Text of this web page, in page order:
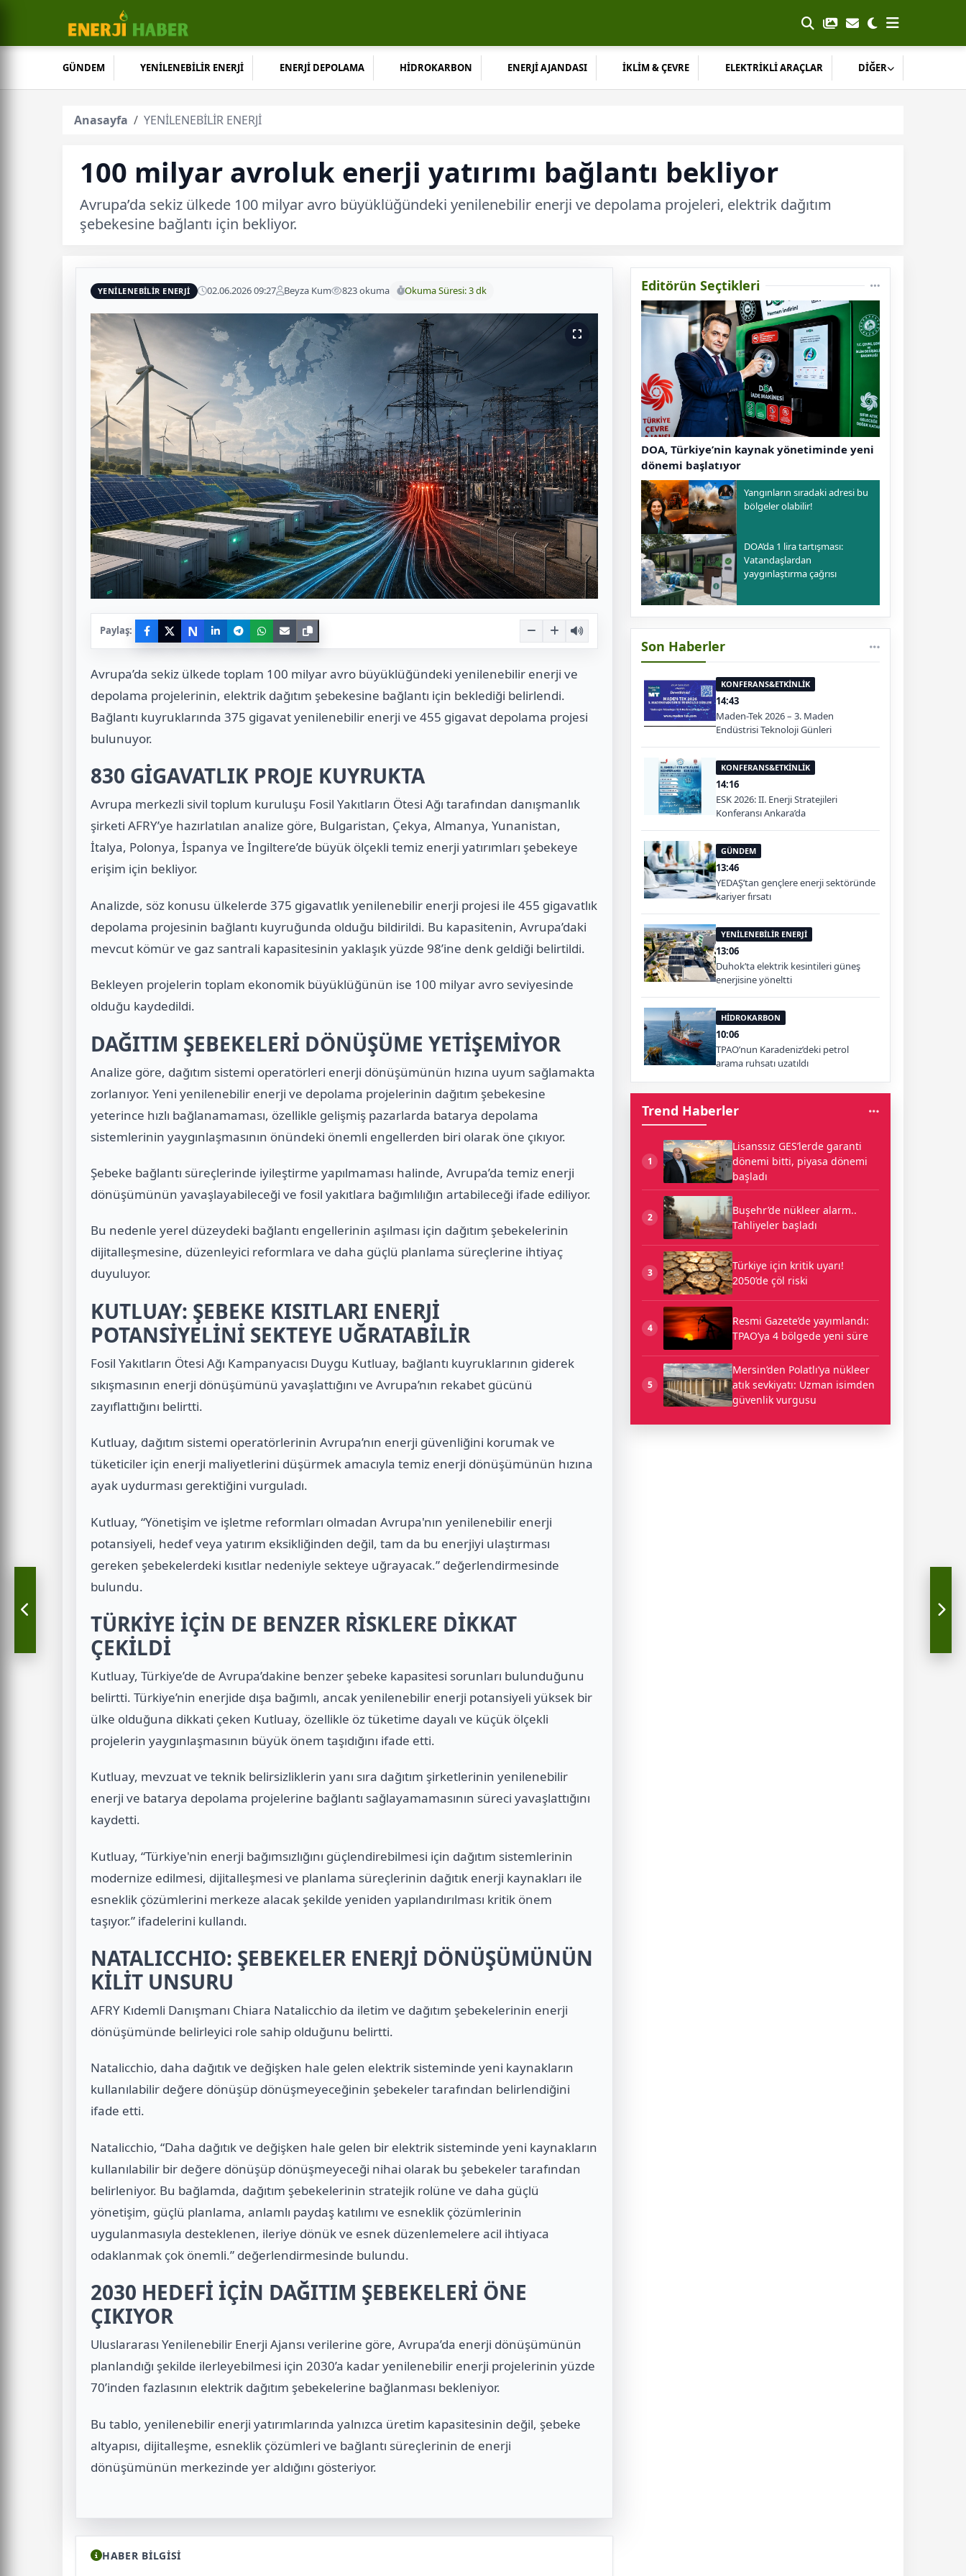
GÜNDEM YENİLENEBİLİR ENERJİ ENERJİ DEPOLAMA HİDROKARBON ENERJİ AJANDASI İKLİM & ÇEVRE ELEKTRİKLİ ARAÇLAR DİĞER
Anasayfa YENİLENEBİLİR ENERJİ
100 milyar avroluk enerji yatırımı bağlantı bekliyor
Avrupa’da sekiz ülkede 100 milyar avro büyüklüğündeki yenilenebilir enerji ve depolama projeleri, elektrik dağıtım
şebekesine bağlantı için bekliyor.
YENİLENEBİLİR ENERJİ 02.06.2026 09:27 Beyza Kum 823 okuma Okuma Süresi: 3 dk
Paylaş: N
Avrupa’da sekiz ülkede toplam 100 milyar avro büyüklüğündeki yenilenebilir enerji ve
depolama projelerinin, elektrik dağıtım şebekesine bağlantı için beklediği belirlendi.
Bağlantı kuyruklarında 375 gigavat yenilenebilir enerji ve 455 gigavat depolama projesi
bulunuyor.
830 GİGAVATLIK PROJE KUYRUKTA
Avrupa merkezli sivil toplum kuruluşu Fosil Yakıtların Ötesi Ağı tarafından danışmanlık
şirketi AFRY’ye hazırlatılan analize göre, Bulgaristan, Çekya, Almanya, Yunanistan,
İtalya, Polonya, İspanya ve İngiltere’de büyük ölçekli temiz enerji yatırımları şebekeye
erişim için bekliyor.
Analizde, söz konusu ülkelerde 375 gigavatlık yenilenebilir enerji projesi ile 455 gigavatlık
depolama projesinin bağlantı kuyruğunda olduğu bildirildi. Bu kapasitenin, Avrupa’daki
mevcut kömür ve gaz santrali kapasitesinin yaklaşık yüzde 98’ine denk geldiği belirtildi.
Bekleyen projelerin toplam ekonomik büyüklüğünün ise 100 milyar avro seviyesinde
olduğu kaydedildi.
DAĞITIM ŞEBEKELERİ DÖNÜŞÜME YETİŞEMİYOR
Analize göre, dağıtım sistemi operatörleri enerji dönüşümünün hızına uyum sağlamakta
zorlanıyor. Yeni yenilenebilir enerji ve depolama projelerinin dağıtım şebekesine
yeterince hızlı bağlanamaması, özellikle gelişmiş pazarlarda batarya depolama
sistemlerinin yaygınlaşmasının önündeki önemli engellerden biri olarak öne çıkıyor.
Şebeke bağlantı süreçlerinde iyileştirme yapılmaması halinde, Avrupa’da temiz enerji
dönüşümünün yavaşlayabileceği ve fosil yakıtlara bağımlılığın artabileceği ifade ediliyor.
Bu nedenle yerel düzeydeki bağlantı engellerinin aşılması için dağıtım şebekelerinin
dijitalleşmesine, düzenleyici reformlara ve daha güçlü planlama süreçlerine ihtiyaç
duyuluyor.
KUTLUAY: ŞEBEKE KISITLARI ENERJİ
POTANSİYELİNİ SEKTEYE UĞRATABİLİR
Fosil Yakıtların Ötesi Ağı Kampanyacısı Duygu Kutluay, bağlantı kuyruklarının giderek
sıkışmasının enerji dönüşümünü yavaşlattığını ve Avrupa’nın rekabet gücünü
zayıflattığını belirtti.
Kutluay, dağıtım sistemi operatörlerinin Avrupa’nın enerji güvenliğini korumak ve
tüketiciler için enerji maliyetlerini düşürmek amacıyla temiz enerji dönüşümünün hızına
ayak uydurması gerektiğini vurguladı.
Kutluay, “Yönetişim ve işletme reformları olmadan Avrupa'nın yenilenebilir enerji
potansiyeli, hedef veya yatırım eksikliğinden değil, tam da bu enerjiyi ulaştırması
gereken şebekelerdeki kısıtlar nedeniyle sekteye uğrayacak.” değerlendirmesinde
bulundu.
TÜRKİYE İÇİN DE BENZER RİSKLERE DİKKAT
ÇEKİLDİ
Kutluay, Türkiye’de de Avrupa’dakine benzer şebeke kapasitesi sorunları bulunduğunu
belirtti. Türkiye’nin enerjide dışa bağımlı, ancak yenilenebilir enerji potansiyeli yüksek bir
ülke olduğuna dikkati çeken Kutluay, özellikle öz tüketime dayalı ve küçük ölçekli
projelerin yaygınlaşmasının büyük önem taşıdığını ifade etti.
Kutluay, mevzuat ve teknik belirsizliklerin yanı sıra dağıtım şirketlerinin yenilenebilir
enerji ve batarya depolama projelerine bağlantı sağlayamamasının süreci yavaşlattığını
kaydetti.
Kutluay, “Türkiye'nin enerji bağımsızlığını güçlendirebilmesi için dağıtım sistemlerinin
modernize edilmesi, dijitalleşmesi ve planlama süreçlerinin dağıtık enerji kaynakları ile
esneklik çözümlerini merkeze alacak şekilde yeniden yapılandırılması kritik önem
taşıyor.” ifadelerini kullandı.
NATALICCHIO: ŞEBEKELER ENERJİ DÖNÜŞÜMÜNÜN
KİLİT UNSURU
AFRY Kıdemli Danışmanı Chiara Natalicchio da iletim ve dağıtım şebekelerinin enerji
dönüşümünde belirleyici role sahip olduğunu belirtti.
Natalicchio, daha dağıtık ve değişken hale gelen elektrik sisteminde yeni kaynakların
kullanılabilir değere dönüşüp dönüşmeyeceğinin şebekeler tarafından belirlendiğini
ifade etti.
Natalicchio, “Daha dağıtık ve değişken hale gelen bir elektrik sisteminde yeni kaynakların
kullanılabilir bir değere dönüşüp dönüşmeyeceği nihai olarak bu şebekeler tarafından
belirleniyor. Bu bağlamda, dağıtım şebekelerinin stratejik rolüne ve daha güçlü
yönetişim, güçlü planlama, anlamlı paydaş katılımı ve esneklik çözümlerinin
uygulanmasıyla desteklenen, ileriye dönük ve esnek düzenlemelere acil ihtiyaca
odaklanmak çok önemli.” değerlendirmesinde bulundu.
2030 HEDEFİ İÇİN DAĞITIM ŞEBEKELERİ ÖNE
ÇIKIYOR
Uluslararası Yenilenebilir Enerji Ajansı verilerine göre, Avrupa’da enerji dönüşümünün
planlandığı şekilde ilerleyebilmesi için 2030’a kadar yenilenebilir enerji projelerinin yüzde
70’inden fazlasının elektrik dağıtım şebekelerine bağlanması bekleniyor.
Bu tablo, yenilenebilir enerji yatırımlarında yalnızca üretim kapasitesinin değil, şebeke
altyapısı, dijitalleşme, esneklik çözümleri ve bağlantı süreçlerinin de enerji
dönüşümünün merkezinde yer aldığını gösteriyor.
HABER BİLGİSİ
Editörün Seçtikleri
DOA, Türkiye’nin kaynak yönetiminde yeni
dönemi başlatıyor
Yangınların sıradaki adresi bu
bölgeler olabilir!
DOA’da 1 lira tartışması:
Vatandaşlardan
yaygınlaştırma çağrısı
Son Haberler
KONFERANS&ETKİNLİK
14:43
Maden-Tek 2026 – 3. Maden
Endüstrisi Teknoloji Günleri
KONFERANS&ETKİNLİK
14:16
ESK 2026: II. Enerji Stratejileri
Konferansı Ankara’da
GÜNDEM
13:46
YEDAŞ’tan gençlere enerji sektöründe
kariyer fırsatı
YENİLENEBİLİR ENERJİ
13:06
Duhok’ta elektrik kesintileri güneş
enerjisine yöneltti
HİDROKARBON
10:06
TPAO’nun Karadeniz’deki petrol
arama ruhsatı uzatıldı
Trend Haberler
1
Lisanssız GES’lerde garanti
dönemi bitti, piyasa dönemi
başladı
2
Buşehr’de nükleer alarm..
Tahliyeler başladı
3
Türkiye için kritik uyarı!
2050’de çöl riski
4
Resmi Gazete’de yayımlandı:
TPAO’ya 4 bölgede yeni süre
5
Mersin’den Polatlı’ya nükleer
atık sevkiyatı: Uzman isimden
güvenlik vurgusu